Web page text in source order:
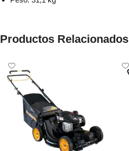
Productos Relacionados